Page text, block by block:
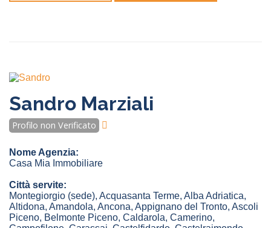
Sandro Marziali
Profilo non Verificato
Nome Agenzia:
Casa Mia Immobiliare
Città servite:
Montegiorgio (sede), Acquasanta Terme, Alba Adriatica,
Altidona, Amandola, Ancona, Appignano del Tronto, Ascoli
Piceno, Belmonte Piceno, Caldarola, Camerino,